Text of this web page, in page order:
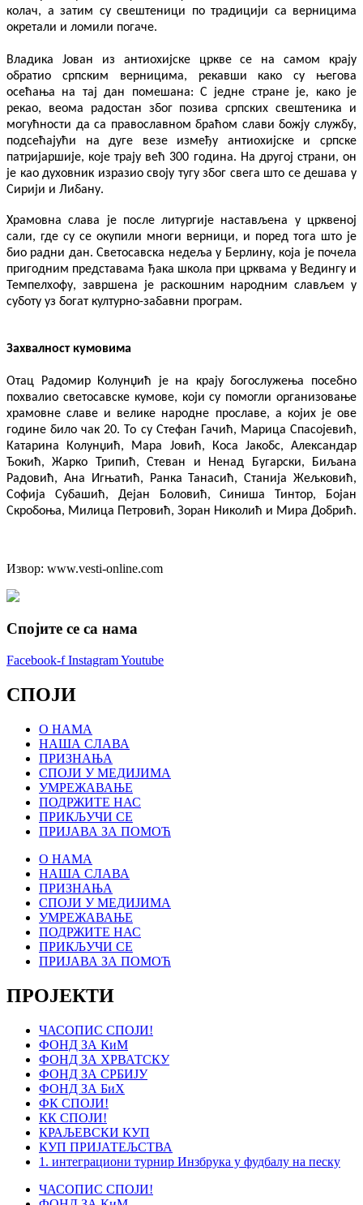
колач, а затим су свештеници по традицији са верницима
окретали и ломили погаче.
Владика Јован из антиохијске цркве се на самом крају
обратио српским верницима, рекавши како су његова
осећања на тај дан помешана: С једне стране је, како је
рекао, веома радостан због позива српских свештеника и
могућности да са православном браћом слави божју службу,
подсећајући на дуге везе између антиохијске и српске
патријаршије, које трају већ 300 година. На другој страни, он
је као духовник изразио своју тугу због свега што се дешава у
Сирији и Либану.
Храмовна слава је после литургије настављена у црквеној
сали, где су се окупили многи верници, и поред тога што је
био радни дан. Светосавска недеља у Берлину, која је почела
пригодним представама ђака школа при црквама у Ведингу и
Темпелхофу, завршена је раскошним народним слављем у
суботу уз богат културно-забавни програм.
Захвалност кумовима
Отац Радомир Колунџић је на крају богослужења посебно
похвалио светосавске кумове, који су помогли организовање
храмовне славе и велике народне прославе, а којих је ове
године било чак 20. То су Стефан Гачић, Марица Спасојевић,
Катарина Колунџић, Мара Јовић, Коса Јакобс, Александар
Ђокић, Жарко Трипић, Стеван и Ненад Бугарски, Биљана
Радовић, Ана Игњатић, Ранка Танасић, Станија Жељковић,
Софија Субашић, Дејан Боловић, Синиша Тинтор, Бојан
Скробоња, Милица Петровић, Зоран Николић и Мира Добрић.
Извор: www.vesti-online.com
Спојите се са нама
Facebook-f InstagramYoutube
СПОЈИ
О НАМА
НАША СЛАВА
ПРИЗНАЊА
СПОЈИ У МЕДИЈИМА
УМРЕЖАВАЊЕ
ПОДРЖИТЕ НАС
ПРИКЉУЧИ СЕ
ПРИЈАВА ЗА ПОМОЋ
О НАМА
НАША СЛАВА
ПРИЗНАЊА
СПОЈИ У МЕДИЈИМА
УМРЕЖАВАЊЕ
ПОДРЖИТЕ НАС
ПРИКЉУЧИ СЕ
ПРИЈАВА ЗА ПОМОЋ
ПРОЈЕКТИ
ЧАСОПИС СПОЈИ!
ФОНД ЗА КиМ
ФОНД ЗА ХРВАТСКУ
ФОНД ЗА СРБИЈУ
ФОНД ЗА БиХ
ФК СПОЈИ!
КК СПОЈИ!
КРАЉЕВСКИ КУП
КУП ПРИЈАТЕЉСТВА
1. интеграциони турнир Инзбрука у фудбалу на песку
ЧАСОПИС СПОЈИ!